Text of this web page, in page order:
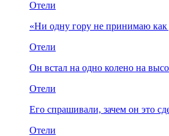
Отели
«Ни одну гору не принимаю
Отели
Он встал на одно колено на
Отели
Его спрашивали, зачем он это
Отели